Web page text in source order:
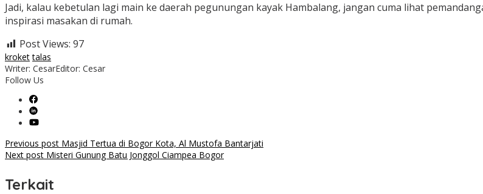
Jadi, kalau kebetulan lagi main ke daerah pegunungan kayak Hambalang, jangan cuma lihat
inspirasi masakan di rumah.
Post Views: 97
kroket talas
Writer: CesarEditor: Cesar
Follow Us
Post
navigation
Previous post Masjid Tertua di Bogor Kota, Al Mustofa Bantarjati
Next post Misteri Gunung Batu Jonggol Ciampea Bogor
Terkait